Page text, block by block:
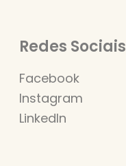
Redes Sociais
Facebook
Instagram
LinkedIn